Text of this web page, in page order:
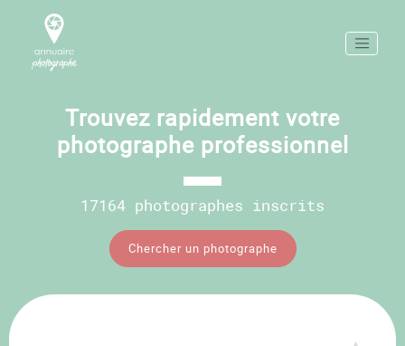
Trouvez rapidement votre
photographe professionnel
17164 photographes inscrits
Chercher un photographe